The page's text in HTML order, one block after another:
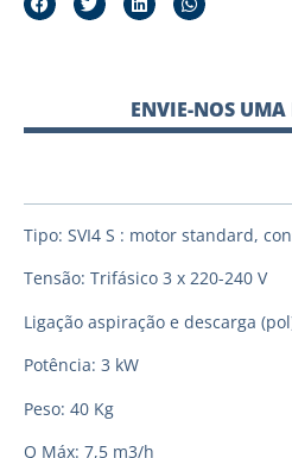
ENVIE-NOS UMA
Tipo: SVI4 S : motor standard,
Tensão: Trifásico 3 x 220-240 V
Ligação aspiração e descarga
Potência: 3 kW
Peso: 40 Kg
Q Máx: 7,5 m3/h